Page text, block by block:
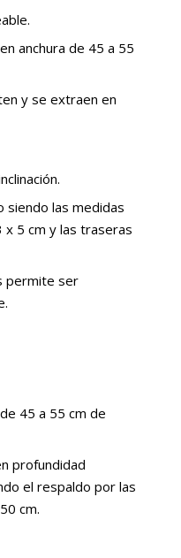
anchura de 45 a 55
y se extraen en
siendo las medidas
5 cm y las traseras
permite ser
45 a 55 cm de
profundidad
el respaldo por las
cm.